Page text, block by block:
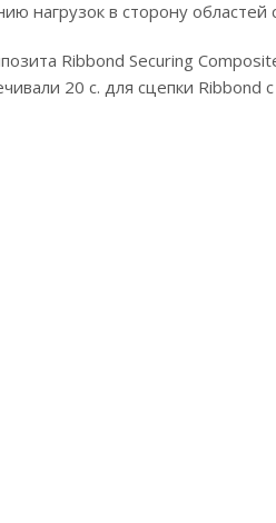
нагрузок в сторону областей
Ribbond Securing
20 с. для сцепки Ribbond